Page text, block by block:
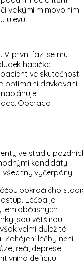
velkými mimovolními
úlevu.
V první fázi se mu
hadička
ve skutečnosti
optimální dávkování.
Operace
ve stadiu
kandidáty
vyčerpány.
pokročilého
Léčba je
občasných
jsou většinou
velmi důležité
Zahájení léčby není
řeči, deprese
deficitu